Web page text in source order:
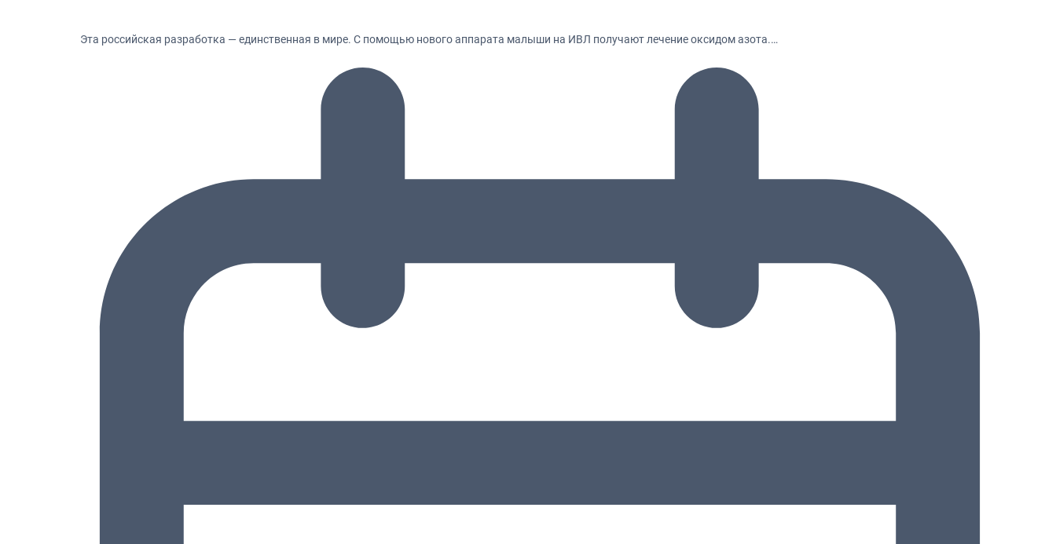
Эта российская разработка — единственная в мире. С помощью нового аппарата малыши на ИВЛ получают лечение оксидом азота.…